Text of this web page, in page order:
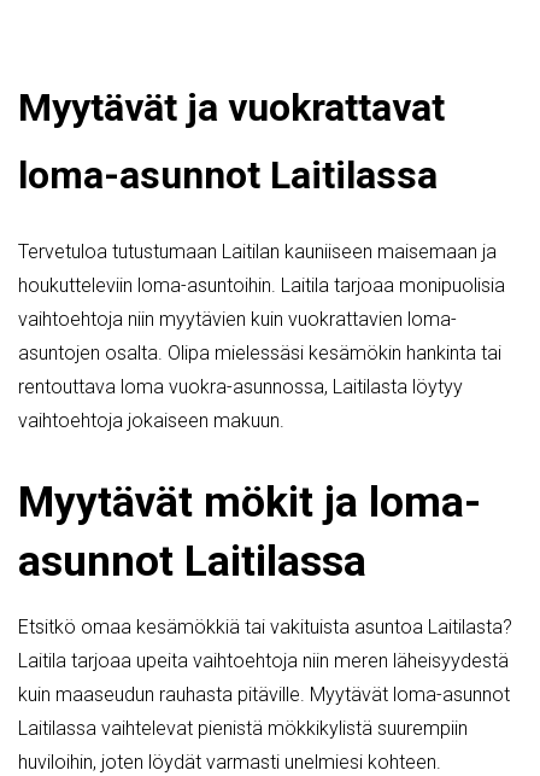
Myytävät ja vuokrattavat
loma-asunnot Laitilassa
Tervetuloa tutustumaan Laitilan kauniiseen maisemaan ja
houkutteleviin loma-asuntoihin. Laitila tarjoaa monipuolisia
vaihtoehtoja niin myytävien kuin vuokrattavien loma-
asuntojen osalta. Olipa mielessäsi kesämökin hankinta tai
rentouttava loma vuokra-asunnossa, Laitilasta löytyy
vaihtoehtoja jokaiseen makuun.
Myytävät mökit ja loma-
asunnot Laitilassa
Etsitkö omaa kesämökkiä tai vakituista asuntoa Laitilasta?
Laitila tarjoaa upeita vaihtoehtoja niin meren läheisyydestä
kuin maaseudun rauhasta pitäville. Myytävät loma-asunnot
Laitilassa vaihtelevat pienistä mökkikylistä suurempiin
huviloihin, joten löydät varmasti unelmiesi kohteen.